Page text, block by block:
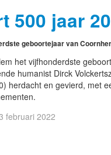
500 jaar
geboortejaar van
het vijfhonderdste
humanist Dirck
herdacht en gevierd, met
februari 2022